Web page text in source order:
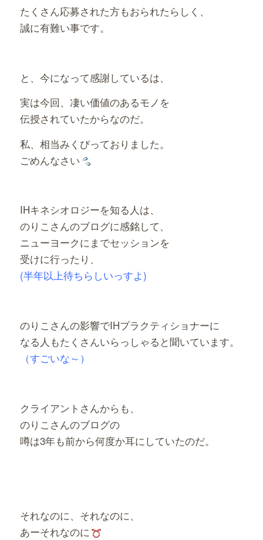
たくさん応募された方もおられたらしく、
誠に有難い事です。
と、今になって感謝しているは、
実は今回、凄い価値のあるモノを
伝授されていたからなのだ。
私、相当みくびっておりました。
ごめんなさい
IHキネシオロジーを知る人は、
のりこさんのブログに感銘して、
ニューヨークにまでセッションを
受けに行ったり、
(半年以上待ちらしいっすよ)
のりこさんの影響でIHプラクティショナーに
なる人もたくさんいらっしゃると聞いています。
（すごいな～）
クライアントさんからも、
のりこさんのブログの
噂は3年も前から何度か耳にしていたのだ。
それなのに、それなのに、
あーそれなのに